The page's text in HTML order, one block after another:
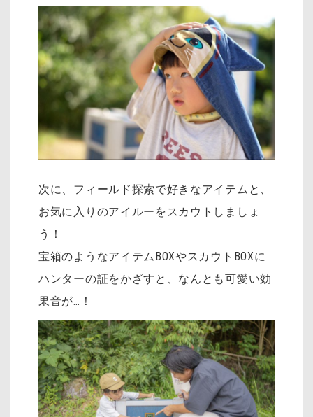
次に、フィールド探索で好きなアイテムと、
お気に入りのアイルーをスカウトしましょ
う！
宝箱のようなアイテムBOXやスカウトBOXに
ハンターの証をかざすと、なんとも可愛い効
果音が…！